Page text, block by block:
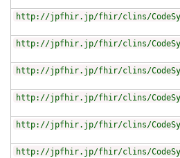
http://jpfhir.jp/fhir/clins/
http://jpfhir.jp/fhir/clins/
http://jpfhir.jp/fhir/clins/
http://jpfhir.jp/fhir/clins/
http://jpfhir.jp/fhir/clins/
http://jpfhir.jp/fhir/clins/